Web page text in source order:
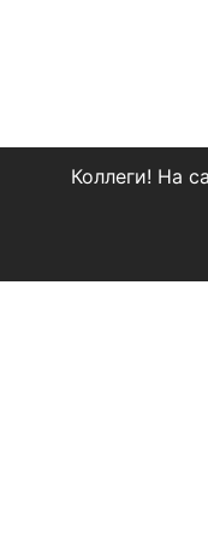
Коллеги! На